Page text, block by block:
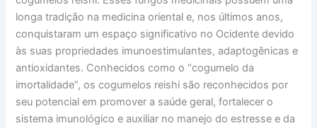
longa tradição na medicina oriental e, nos últimos anos,
conquistaram um espaço significativo no Ocidente devido
às suas propriedades imunoestimulantes, adaptogênicas e
antioxidantes. Conhecidos como o “cogumelo da
imortalidade”, os cogumelos reishi são reconhecidos por
seu potencial em promover a saúde geral, fortalecer o
sistema imunológico e auxiliar no manejo do estresse e da